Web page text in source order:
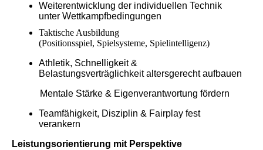
Weiterentwicklung der individuellen Technik
unter Wettkampfbedingungen
Taktische Ausbildung
(Positionsspiel, Spielsysteme, Spielintelligenz)
Athletik, Schnelligkeit &
Belastungsverträglichkeit altersgerecht aufbauen
Mentale Stärke & Eigenverantwortung fördern
Teamfähigkeit, Disziplin & Fairplay fest
verankern
Leistungsorientierung mit Perspektive